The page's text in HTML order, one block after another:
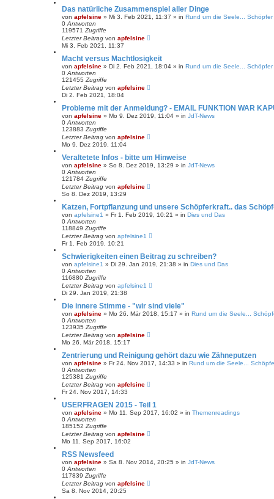
Das natürliche Zusammenspiel aller Dinge
von apfelsine » Mi 3. Feb 2021, 11:37 » in Rund um die Seele... Schöpfer
0 Antworten
119571 Zugriffe
Letzter Beitrag von apfelsine
Mi 3. Feb 2021, 11:37
Macht versus Machtlosigkeit
von apfelsine » Di 2. Feb 2021, 18:04 » in Rund um die Seele... Schöpfer
0 Antworten
121455 Zugriffe
Letzter Beitrag von apfelsine
Di 2. Feb 2021, 18:04
Probleme mit der Anmeldung? - EMAIL FUNKTION WAR
von apfelsine » Mo 9. Dez 2019, 11:04 » in JdT-News
0 Antworten
123883 Zugriffe
Letzter Beitrag von apfelsine
Mo 9. Dez 2019, 11:04
Veraltetete Infos - bitte um Hinweise
von apfelsine » So 8. Dez 2019, 13:29 » in JdT-News
0 Antworten
121784 Zugriffe
Letzter Beitrag von apfelsine
So 8. Dez 2019, 13:29
Katzen, Fortpflanzung und unsere Schöpferkraft.. das
von apfelsine1 » Fr 1. Feb 2019, 10:21 » in Dies und Das
0 Antworten
118849 Zugriffe
Letzter Beitrag von apfelsine1
Fr 1. Feb 2019, 10:21
Schwierigkeiten einen Beitrag zu schreiben?
von apfelsine1 » Di 29. Jan 2019, 21:38 » in Dies und Das
0 Antworten
116880 Zugriffe
Letzter Beitrag von apfelsine1
Di 29. Jan 2019, 21:38
Die innere Stimme - "wir sind viele"
von apfelsine » Mo 26. Mär 2018, 15:17 » in Rund um die Seele...
0 Antworten
123935 Zugriffe
Letzter Beitrag von apfelsine
Mo 26. Mär 2018, 15:17
Zentrierung und Reinigung gehört dazu wie Zähneputzen
von apfelsine » Fr 24. Nov 2017, 14:33 » in Rund um die Seele...
0 Antworten
125381 Zugriffe
Letzter Beitrag von apfelsine
Fr 24. Nov 2017, 14:33
USERFRAGEN 2015 - Teil 1
von apfelsine » Mo 11. Sep 2017, 16:02 » in Themenreadings
0 Antworten
185152 Zugriffe
Letzter Beitrag von apfelsine
Mo 11. Sep 2017, 16:02
RSS Newsfeed
von apfelsine » Sa 8. Nov 2014, 20:25 » in JdT-News
0 Antworten
117839 Zugriffe
Letzter Beitrag von apfelsine
Sa 8. Nov 2014, 20:25